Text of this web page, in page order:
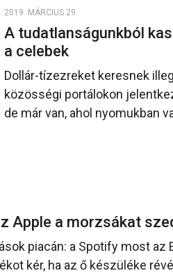
2019. MÁRCIUS 29.
A tudatlanságunkból
a celebek
Dollár-tízezreket keresnek
közösségi portálokon
de már van, ahol nyomukban
Apple a morzsákat
piacán: a Spotify most az
kér, ha az ő készüléke